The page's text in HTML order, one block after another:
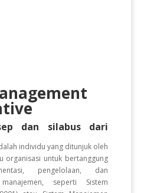
dan silabus dari
individu yang ditunjuk oleh
organisasi untuk bertanggung
pengelolaan, dan
seperti Sistem